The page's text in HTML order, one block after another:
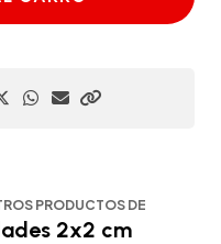
PRODUCTOS DE
2x2 cm